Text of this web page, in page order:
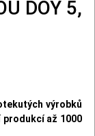
DOY 5,
výrobků
až 1000